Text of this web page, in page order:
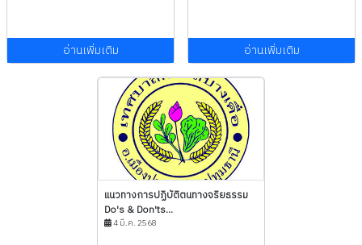
อ่านเพิ่มเติม อ่านเพิ่มเติม
แนวทางการปฏิบัติตนทางจริยธรรม
Do's & Don'ts...
4 มี.ค. 2568